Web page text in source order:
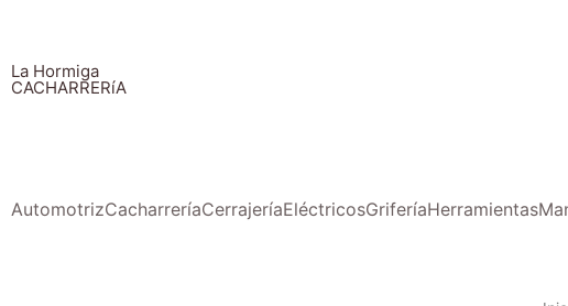
La Hormiga
CACHARRERíA
AutomotrizCacharreríaCerrajeríaEléctricosGriferíaHerramientas